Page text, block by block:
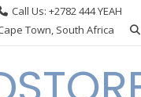
Call Us: +2782 444 YEAH
Town, South Africa